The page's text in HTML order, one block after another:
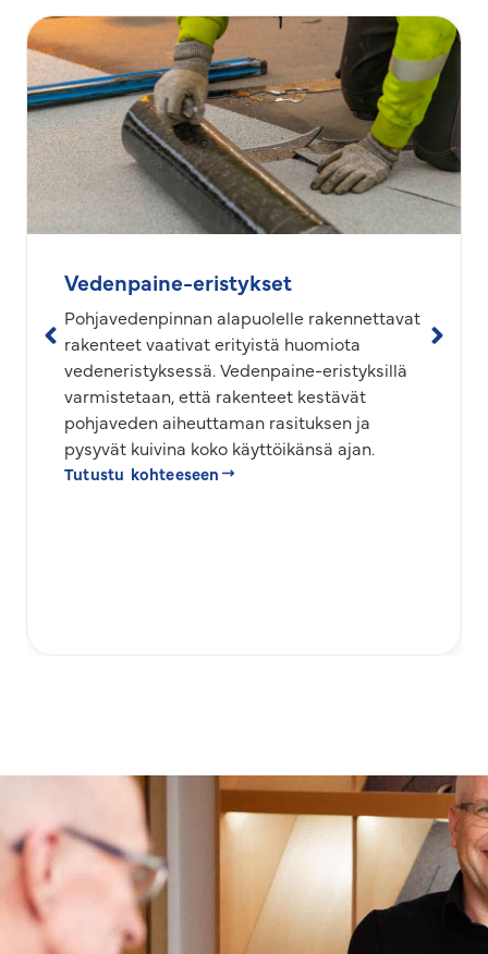
Vedenpaine-eristykset
Pohjavedenpinnan alapuolelle rakennettavat
rakenteet vaativat erityistä huomiota
vedeneristyksessä. Vedenpaine-eristyksillä
varmistetaan, että rakenteet kestävät
pohjaveden aiheuttaman rasituksen ja
pysyvät kuivina koko käyttöikänsä ajan.
Tutustu kohteeseen